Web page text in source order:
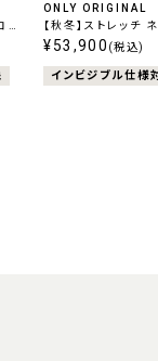
ー
ONLY ORIGINAL
【秋冬】ストレッチ
柄無地
¥53,900 (税込)
インビジブル仕様